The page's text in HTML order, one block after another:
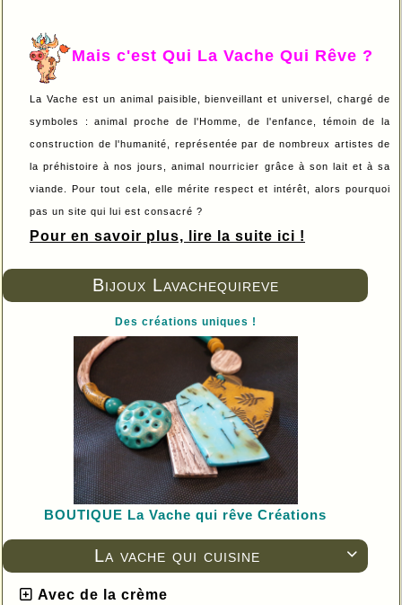
Bijoux Lavachequireve
Des créations uniques !
BOUTIQUE La Vache qui rêve Créations

La vache qui cuisine
Avec de la crème
Mais c'est Qui La Vache Qui Rêve ?
La Vache est un animal paisible, bienveillant et universel, chargé de
symboles : animal proche de l'Homme, de l'enfance, témoin de la
construction de l'humanité, représentée par de nombreux artistes de
la préhistoire à nos jours, animal nourricier grâce à son lait et à sa
viande. Pour tout cela, elle mérite respect et intérêt, alors pourquoi
pas un site qui lui est consacré ?
Pour en savoir plus, lire la suite ici !